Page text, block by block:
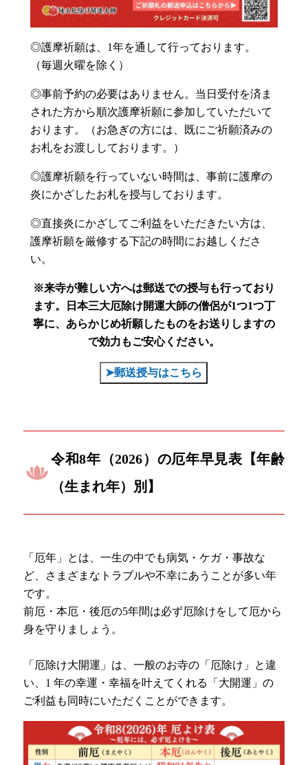
◎護摩祈願は、1年を通して行っております。
（毎週火曜を除く）
◎事前予約の必要はありません。当日受付を済ま
された方から順次護摩祈願に参加していただいて
おります。（お急ぎの方には、既にご祈願済みの
お札をお渡ししております。）
◎護摩祈願を行っていない時間は、事前に護摩の
炎にかざしたお札を授与しております。
◎直接炎にかざしてご利益をいただきたい方は、
護摩祈願を厳修する下記の時間にお越しくださ
い。
※来寺が難しい方へは郵送での授与も行っており
ます。
日本三大厄除け開運大師の僧侶が1つ1つ丁
寧に、あらかじめ祈願したものをお送りしますの
で効力もご安心ください。
➤郵送授与はこちら
令和8年（2026）の厄年早見表【年齢
（生まれ年）別】
「厄年」とは、一生の中でも病気・ケガ・事故な
ど、さまざまなトラブルや不幸にあうことが多い年
です。
前厄・本厄・後厄の5年間は必ず厄除けをして厄から
身を守りましょう。
「厄除け大開運」は、一般のお寺の「厄除け」と違
い、1 年の幸運・幸福を叶えてくれる「大開運」の
ご利益も同時にいただくことができます。